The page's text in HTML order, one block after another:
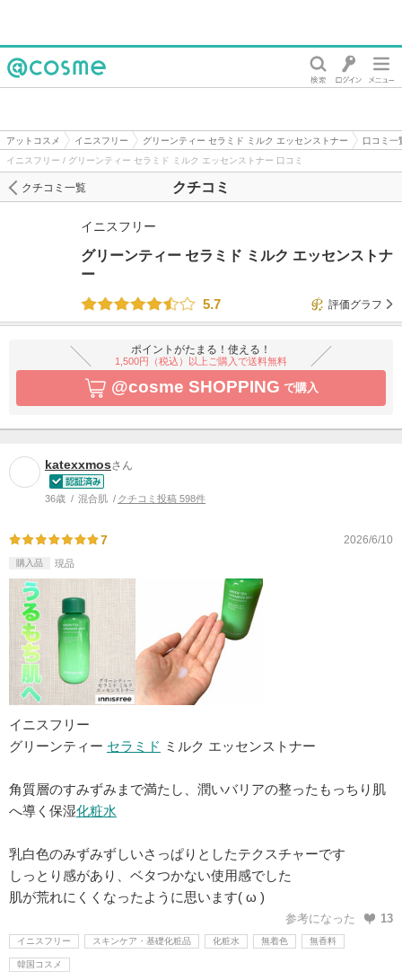
アットコスメ イニスフリー グリーンティー セラミド ミルク エッセンストナー
口コミ一
イニスフリー / グリーンティー セラミド ミルク エッセンストナー 口コミ
クチコミ
クチコミ一覧
イニスフリー
グリーンティー セラミド ミルク エッセンストナ
ー
5.7
評価グラフ
ポイントがたまる！使える！
1,500円（税込）以上ご購入で送料無料
@cosme SHOPPING で購入
katexxmosさん
36歳 混合肌 クチコミ投稿 598件
7 2026/6/10
購入品 現品
イニスフリー
グリーンティー セラミド ミルク エッセンストナー
角質層のすみずみまで満たし、潤いバリアの整ったもっちり肌
へ導く保湿化粧水
乳白色のみずみずしいさっぱりとしたテクスチャーです
しっとり感があり、ベタつかない使用感でした
肌が荒れにくくなったように思います( ω )
参考になった 13
イニスフリー スキンケア・基礎化粧品 化粧水 無着色 無香料
韓国コスメ